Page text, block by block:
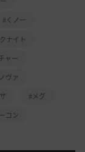
#くノ一
ナイト
ャー
ヴァ
#メグ
コン